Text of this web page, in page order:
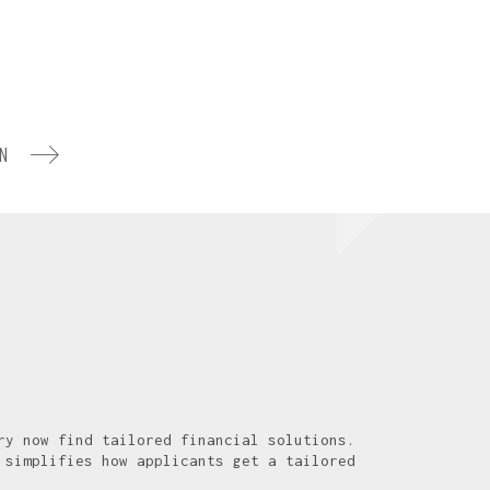
now find tailored financial solutions.
how applicants get a tailored